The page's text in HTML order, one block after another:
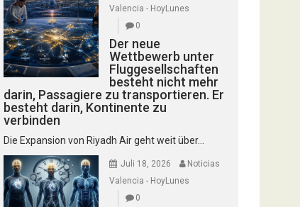
Valencia - HoyLunes
0
Der neue
Wettbewerb unter
Fluggesellschaften
besteht nicht mehr
darin, Passagiere zu transportieren. Er
besteht darin, Kontinente zu
verbinden
Die Expansion von Riyadh Air geht weit über...
Juli 18, 2026
Noticias
Valencia - HoyLunes
0